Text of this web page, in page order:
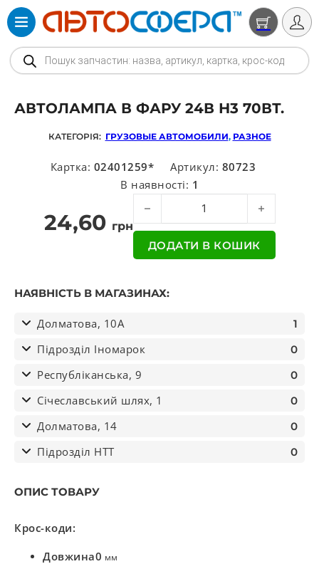
Products search
АВТОЛАМПА В ФАРУ 24В Н3 70ВТ.
КАТЕГОРІЯ: ГРУЗОВЫЕ АВТОМОБИЛИ, РАЗНОЕ
Картка: 02401259* Артикул: 80723
В наявності: 1
24,60 грн
Автолампа в фару 24В Н3 70Вт.
ДОДАТИ В КОШИК
НАЯВНІСТЬ В МАГАЗИНАХ:
Долматова, 10А 1
Підрозділ Іномарок 0
Республіканська, 9 0
Січеславський шлях, 1 0
Долматова, 14 0
Підрозділ НТТ 0
ОПИС ТОВАРУ
Крос-коди:
Довжина0 мм